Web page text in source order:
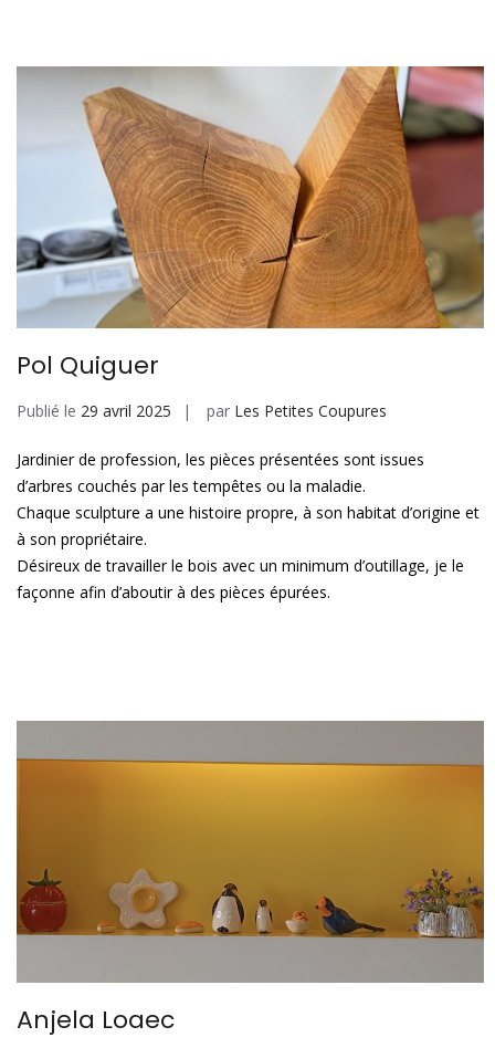
Pol Quiguer
Publié le 29 avril 2025 par Les Petites Coupures
Jardinier de profession, les pièces présentées sont issues
d’arbres couchés par les tempêtes ou la maladie.
Chaque sculpture a une histoire propre, à son habitat d’origine et
à son propriétaire.
Désireux de travailler le bois avec un minimum d’outillage, je le
façonne afin d’aboutir à des pièces épurées.
Anjela Loaec​